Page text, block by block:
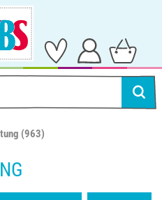
(963)